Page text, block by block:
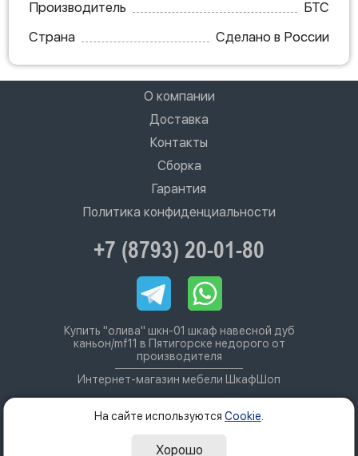
Производитель
БТС
Страна
Сделано в России
О компании
Доставка
Контакты
Сборка
Гарантия
Политика конфиденциальности
+7 (8793) 20-01-80
Купить "олива" шкн-01 шкаф навесной дуб
каньон/mf11 в Пятигорске недорого от
производителя
Интернет-магазин мебели ШкафШоп
На сайте используются Cookie
Хорошо